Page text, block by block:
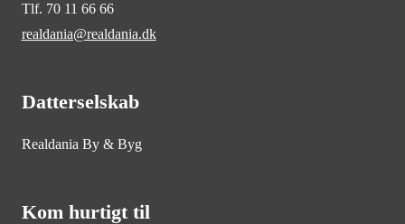
Tlf. 70 11 66 66
realdania@realdania.dk
Datterselskab
Realdania By & Byg
Kom hurtigt til